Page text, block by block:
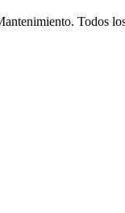
Todos